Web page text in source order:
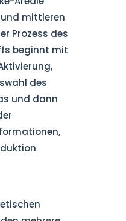
mittleren
Prozess des
beginnt mit
des
und dann